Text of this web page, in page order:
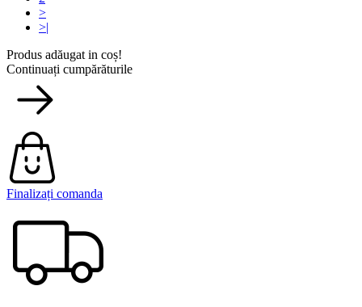
>
>|
Produs adăugat in coș!
Continuați cumpărăturile
Finalizați comanda